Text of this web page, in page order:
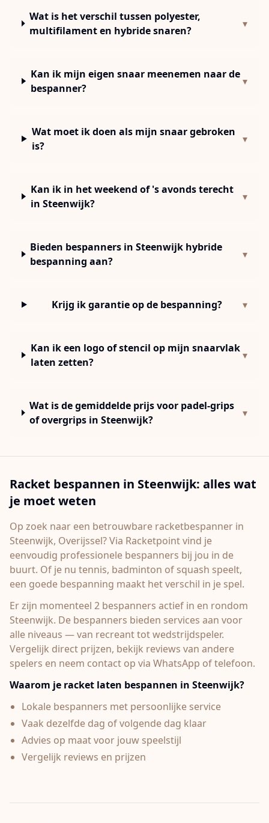
Wat is het verschil tussen polyester,
multifilament en hybride snaren?
▾
Kan ik mijn eigen snaar meenemen naar de
bespanner?
▾
Wat moet ik doen als mijn snaar gebroken
is?
▾
Kan ik in het weekend of 's avonds terecht
in Steenwijk?
▾
Bieden bespanners in Steenwijk hybride
bespanning aan?
▾
Krijg ik garantie op de bespanning? ▾
Kan ik een logo of stencil op mijn snaarvlak
laten zetten?
▾
Wat is de gemiddelde prijs voor padel-grips
of overgrips in Steenwijk?
▾
Racket bespannen in Steenwijk: alles wat
je moet weten
Op zoek naar een betrouwbare racketbespanner in
Steenwijk, Overijssel? Via Racketpoint vind je
eenvoudig professionele bespanners bij jou in de
buurt. Of je nu tennis, badminton of squash speelt,
een goede bespanning maakt het verschil in je spel.
Er zijn momenteel 2 bespanners actief in en rondom
Steenwijk. De bespanners bieden services aan voor
alle niveaus — van recreant tot wedstrijdspeler.
Vergelijk direct prijzen, bekijk reviews van andere
spelers en neem contact op via WhatsApp of telefoon.
Waarom je racket laten bespannen in Steenwijk?
Lokale bespanners met persoonlijke service
Vaak dezelfde dag of volgende dag klaar
Advies op maat voor jouw speelstijl
Vergelijk reviews en prijzen